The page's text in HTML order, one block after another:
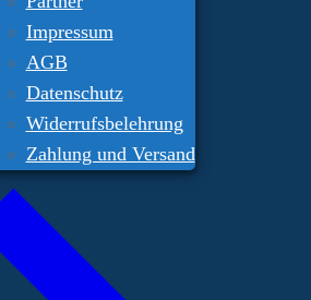
Impressum
AGB
Datenschutz
Widerrufsbelehrung
Zahlung und Versand